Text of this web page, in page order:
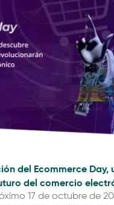
del Ecommerce Day,
del comercio
17 de octubre de